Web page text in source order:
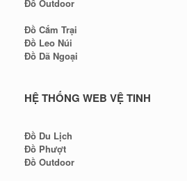
Đồ Outdoor
Đồ Cắm Trại
Đồ Leo Núi
Đồ Dã Ngoại
HỆ THỐNG WEB VỆ TINH
Đồ Du Lịch
Đồ Phượt
Đồ Outdoor